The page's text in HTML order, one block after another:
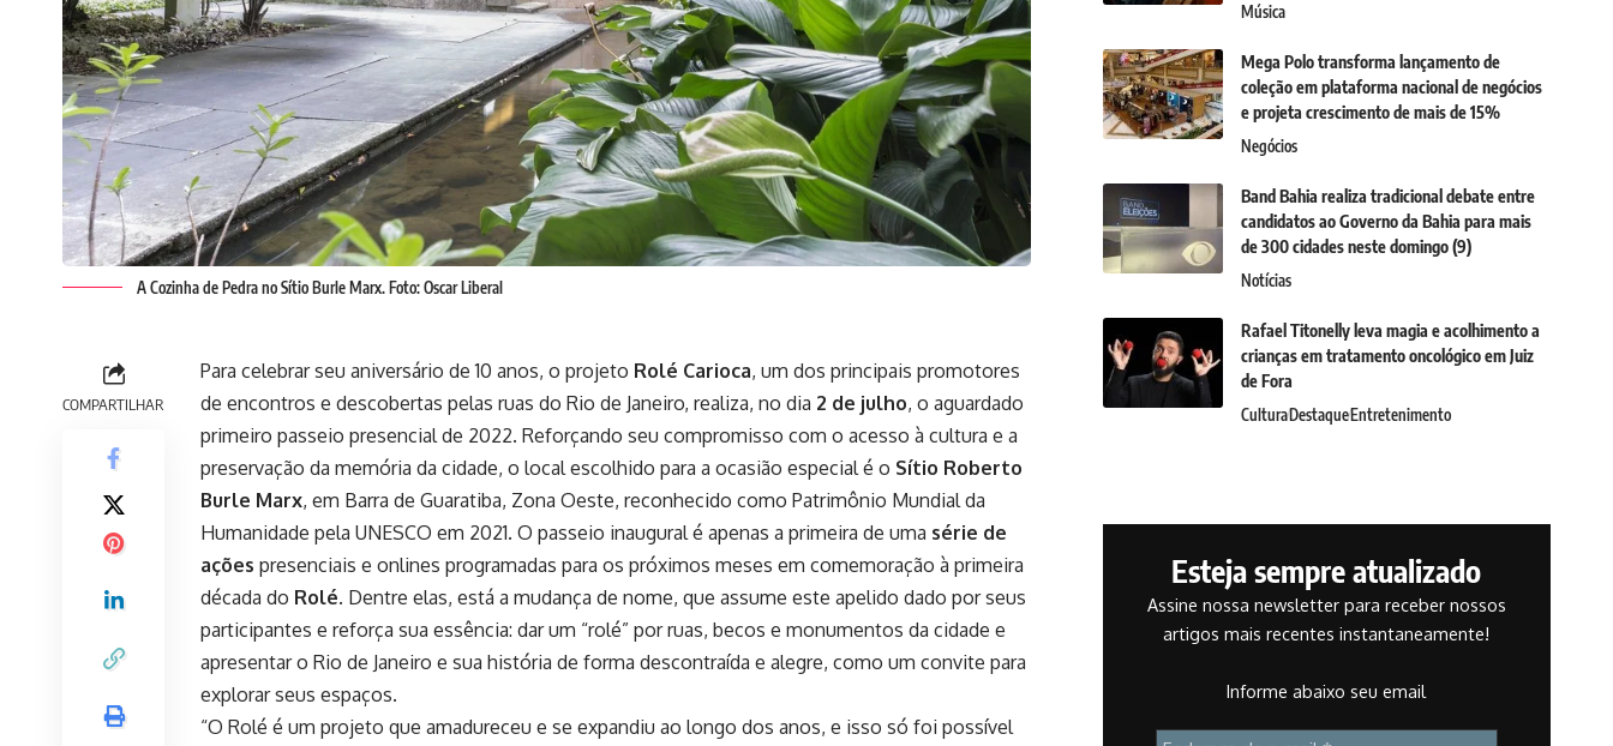
A Cozinha de Pedra no Sítio Burle Marx. Foto: Oscar Liberal
COMPARTILHAR
Para celebrar seu aniversário de 10 anos, o projeto Rolé Carioca, um dos principais promotores
de encontros e descobertas pelas ruas do Rio de Janeiro, realiza, no dia 2 de julho, o aguardado
primeiro passeio presencial de 2022. Reforçando seu compromisso com o acesso à cultura e a
preservação da memória da cidade, o local escolhido para a ocasião especial é o Sítio Roberto
Burle Marx, em Barra de Guaratiba, Zona Oeste, reconhecido como Patrimônio Mundial da
Humanidade pela UNESCO em 2021. O passeio inaugural é apenas a primeira de uma série de
ações presenciais e onlines programadas para os próximos meses em comemoração à primeira
década do Rolé. Dentre elas, está a mudança de nome, que assume este apelido dado por seus
participantes e reforça sua essência: dar um “rolé” por ruas, becos e monumentos da cidade e
apresentar o Rio de Janeiro e sua história de forma descontraída e alegre, como um convite para
explorar seus espaços.
“O Rolé é um projeto que amadureceu e se expandiu ao longo dos anos, e isso só foi possível
Música
Mega Polo transforma lançamento de
coleção em plataforma nacional de negócios
e projeta crescimento de mais de 15%
Negócios
Band Bahia realiza tradicional debate entre
candidatos ao Governo da Bahia para mais
de 300 cidades neste domingo (9)
Notícias
Rafael Titonelly leva magia e acolhimento a
crianças em tratamento oncológico em Juiz
de Fora
CulturaDestaqueEntretenimento
Esteja sempre atualizado
Assine nossa newsletter para receber nossos
artigos mais recentes instantaneamente!
Informe abaixo seu email